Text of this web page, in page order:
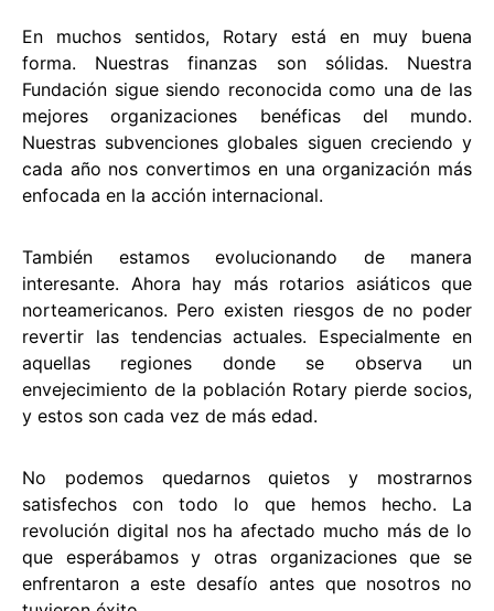
En muchos sentidos, Rotary está en muy buena
forma. Nuestras finanzas son sólidas. Nuestra
Fundación sigue siendo reconocida como una de las
mejores organizaciones benéficas del mundo.
Nuestras subvenciones globales siguen creciendo y
cada año nos convertimos en una organización más
enfocada en la acción internacional.
También estamos evolucionando de manera
interesante. Ahora hay más rotarios asiáticos que
norteamericanos. Pero existen riesgos de no poder
revertir las tendencias actuales. Especialmente en
aquellas regiones donde se observa un
envejecimiento de la población Rotary pierde socios,
y estos son cada vez de más edad.
No podemos quedarnos quietos y mostrarnos
satisfechos con todo lo que hemos hecho. La
revolución digital nos ha afectado mucho más de lo
que esperábamos y otras organizaciones que se
enfrentaron a este desafío antes que nosotros no